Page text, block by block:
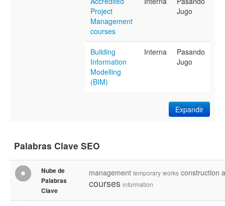
Project
Management
courses
Jugo
Building
Information
Modelling
(BIM)
Interna
Pasando
Jugo
Expandir
Palabras Clave SEO
Nube de
Palabras
Clave
management temporary works construction
courses information